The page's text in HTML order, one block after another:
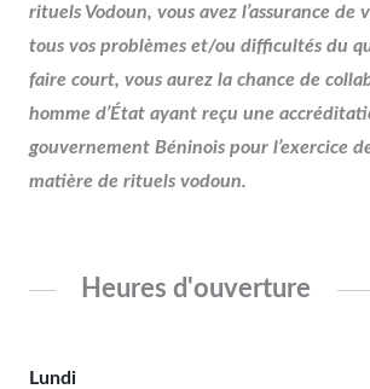
rituels Vodoun, vous avez l’assurance de
tous vos problèmes et/ou difficultés du
faire court, vous aurez la chance de
homme d’État ayant reçu une
gouvernement Béninois pour l’exercice
matière de rituels vodoun.
Heures d'ouverture
Lundi